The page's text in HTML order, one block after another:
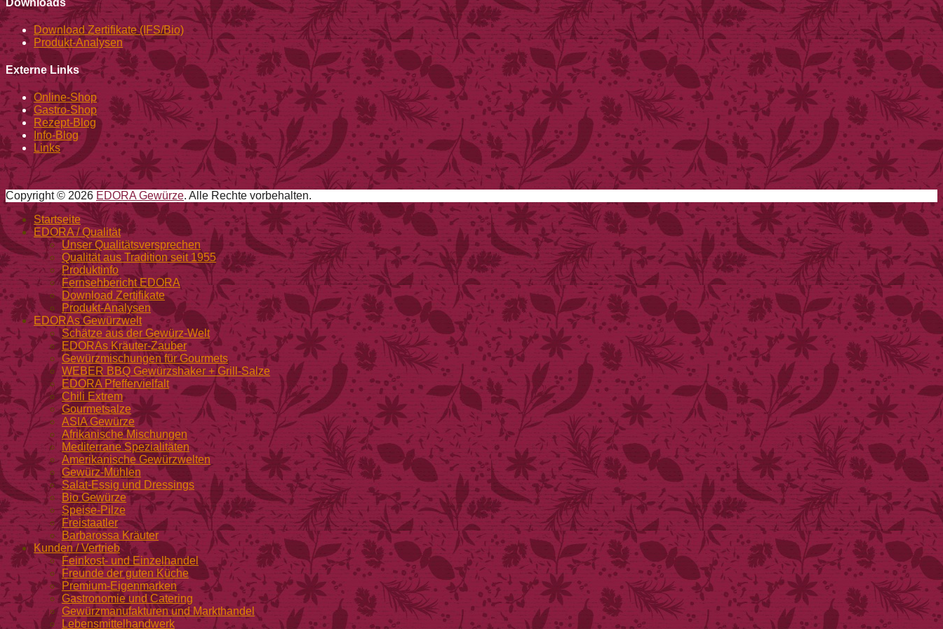
Download Zertifikate (IFS/Bio)
Produkt-Analysen
Externe Links
Online-Shop
Gastro-Shop
Rezept-Blog
Info-Blog
Links
Copyright © 2026 EDORA Gewürze. Alle Rechte vorbehalten.
Nach
oben
Startseite
EDORA / Qualität
Unser Qualitätsversprechen
Qualität aus Tradition seit 1955
Produktinfo
Fernsehbericht EDORA
Download Zertifikate
Produkt-Analysen
EDORAs Gewürzwelt
Schätze aus der Gewürz-Welt
EDORAs Kräuter-Zauber
Gewürzmischungen für Gourmets
WEBER BBQ Gewürzshaker + Grill-Salze
EDORA Pfeffervielfalt
Chili Extrem
Gourmetsalze
ASIA Gewürze
Afrikanische Mischungen
Mediterrane Spezialitäten
Amerikanische Gewürzwelten
Gewürz-Mühlen
Salat-Essig und Dressings
Bio Gewürze
Speise-Pilze
Freistaatler
Barbarossa Kräuter
Kunden / Vertrieb
Feinkost- und Einzelhandel
Freunde der guten Küche
Premium-Eigenmarken
Gastronomie und Catering
Gewürzmanufakturen und Markthandel
Lebensmittelhandwerk